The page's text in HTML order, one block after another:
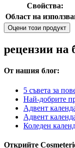
Свойства:
Област на
Оцени този продукт
рецензии на
От нашия блог:
5 съвета за
Най-добрите
Адвент
Адвент
Коледен
Открийте